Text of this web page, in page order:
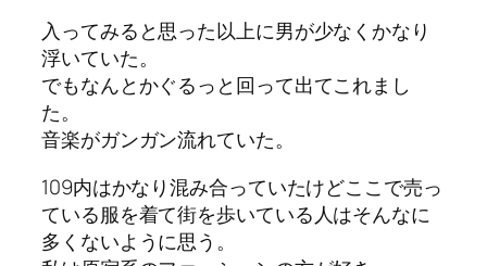
入ってみると思った以上に男が少なくかなり
浮いていた。
でもなんとかぐるっと回って出てこれまし
た。
音楽がガンガン流れていた。
109内はかなり混み合っていたけどここで売っ
ている服を着て街を歩いている人はそんなに
多くないように思う。